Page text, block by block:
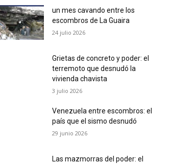
un mes cavando entre los
escombros de La Guaira
24 julio 2026
Grietas de concreto y poder: el
terremoto que desnudó la
vivienda chavista
3 julio 2026
Venezuela entre escombros: el
país que el sismo desnudó
29 junio 2026
Las mazmorras del poder: el